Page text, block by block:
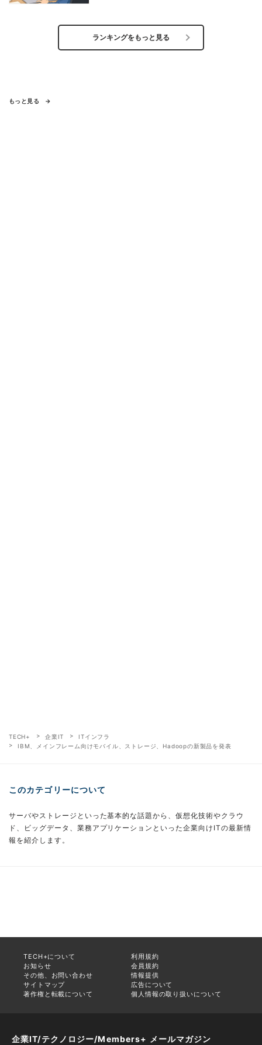
ランキングをもっと見る
もっと見る
TECH+ 企業IT
ITインフラ
IBM、メインフレーム向けモバイル、ストレージ、Hadoopの新製品を発表
このカテゴリーについて
サーバやストレージといった基本的な話題から、仮想化技術やクラウ
ド、ビッグデータ、業務アプリケーションといった企業向けITの最新情
報を紹介します。
TECH+について
利用規約
お知らせ
会員規約
その他、お問い合わせ
情報提供
サイトマップ
広告について
著作権と転載について
個人情報の取り扱いについて
企業IT/テクノロジー/Members+ メールマガジン